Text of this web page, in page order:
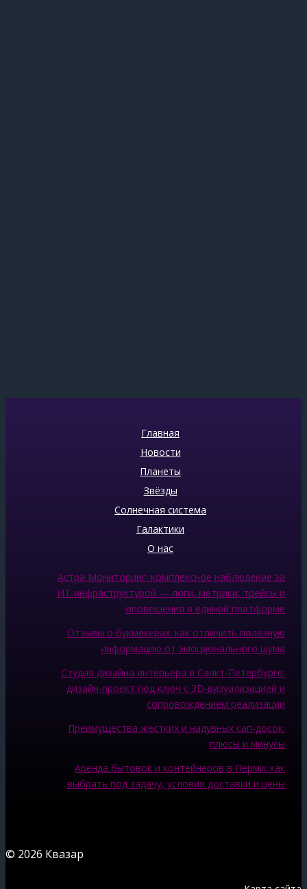
Главная
Новости
Планеты
Звёзды
Солнечная система
Галактики
О нас
Астра Мониторинг: комплексное наблюдение за
ИТ‑инфраструктурой — логи, метрики, трейсы и
оповещения в единой платформе
Отзывы о букмекерах: как отличить полезную
информацию от эмоционального шума
Студия дизайна интерьера в Санкт-Петербурге:
дизайн-проект под ключ с 3D-визуализацией и
сопровождением реализации
Преимущества жестких и надувных сап-досок:
плюсы и минусы
Аренда бытовок и контейнеров в Перми: как
выбрать под задачу, условия доставки и цены
© 2026 Квазар